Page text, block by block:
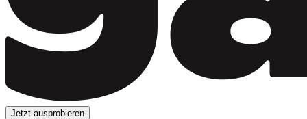
Jetzt ausprobieren